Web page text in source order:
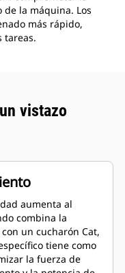
la máquina. Los
más rápido,
tareas.
vistazo
aumenta al
combina la
un cucharón Cat,
tiene como
la fuerza de